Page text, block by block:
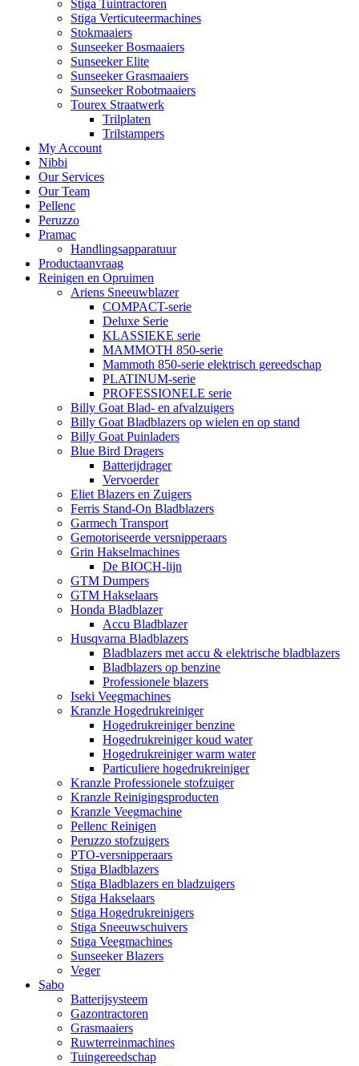
Stiga Tuintractoren
Stiga Verticuteermachines
Stokmaaiers
Sunseeker Bosmaaiers
Sunseeker Elite
Sunseeker Grasmaaiers
Sunseeker Robotmaaiers
Tourex Straatwerk
Trilplaten
Trilstampers
My Account
Nibbi
Our Services
Our Team
Pellenc
Peruzzo
Pramac
Handlingsapparatuur
Productaanvraag
Reinigen en Opruimen
Ariens Sneeuwblazer
COMPACT-serie
Deluxe Serie
KLASSIEKE serie
MAMMOTH 850-serie
Mammoth 850-serie elektrisch gereedschap
PLATINUM-serie
PROFESSIONELE serie
Billy Goat Blad- en afvalzuigers
Billy Goat Bladblazers op wielen en op stand
Billy Goat Puinladers
Blue Bird Dragers
Batterijdrager
Vervoerder
Eliet Blazers en Zuigers
Ferris Stand-On Bladblazers
Garmech Transport
Gemotoriseerde versnipperaars
Grin Hakselmachines
De BIOCH-lijn
GTM Dumpers
GTM Hakselaars
Honda Bladblazer
Accu Bladblazer
Husqvarna Bladblazers
Bladblazers met accu & elektrische bladblazers
Bladblazers op benzine
Professionele blazers
Iseki Veegmachines
Kranzle Hogedrukreiniger
Hogedrukreiniger benzine
Hogedrukreiniger koud water
Hogedrukreiniger warm water
Particuliere hogedrukreiniger
Kranzle Professionele stofzuiger
Kranzle Reinigingsproducten
Kranzle Veegmachine
Pellenc Reinigen
Peruzzo stofzuigers
PTO-versnipperaars
Stiga Bladblazers
Stiga Bladblazers en bladzuigers
Stiga Hakselaars
Stiga Hogedrukreinigers
Stiga Sneeuwschuivers
Stiga Veegmachines
Sunseeker Blazers
Veger
Sabo
Batterijsysteem
Gazontractoren
Grasmaaiers
Ruwterreinmachines
Tuingereedschap